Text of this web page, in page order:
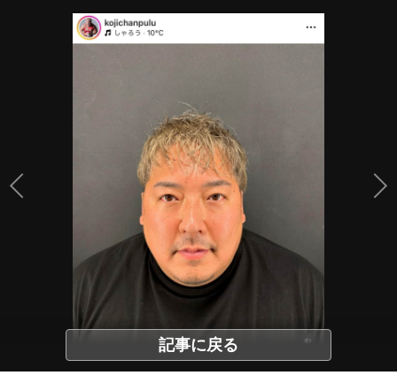
記事に戻る